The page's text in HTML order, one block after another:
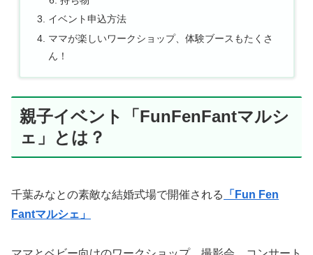
イベント申込方法
ママが楽しいワークショップ、体験ブースもたくさ
ん！
親子イベント「FunFenFantマルシ
ェ」とは？
千葉みなとの素敵な結婚式場で開催される
「Fun Fen
Fantマルシェ」